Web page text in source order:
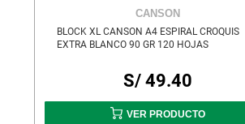
CANSON
BLOCK XL CANSON A4 ESPIRAL CROQUIS
EXTRA BLANCO 90 GR 120 HOJAS
S/ 49.40
VER PRODUCTO